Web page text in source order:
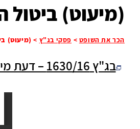
(מיעוט)
הכר את השופט > פסקי בג"ץ > (מיעוט)
בג"ץ 1630/16 – דעת מיעוט לפיה יש לבטל את הריסת בית המחבל שרצח בפיגוע את גנאדי קאופמן הי"ד